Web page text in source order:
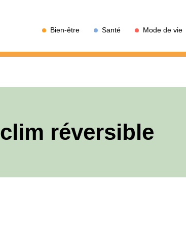
Bien-être Santé Mode de vie
clim réversible